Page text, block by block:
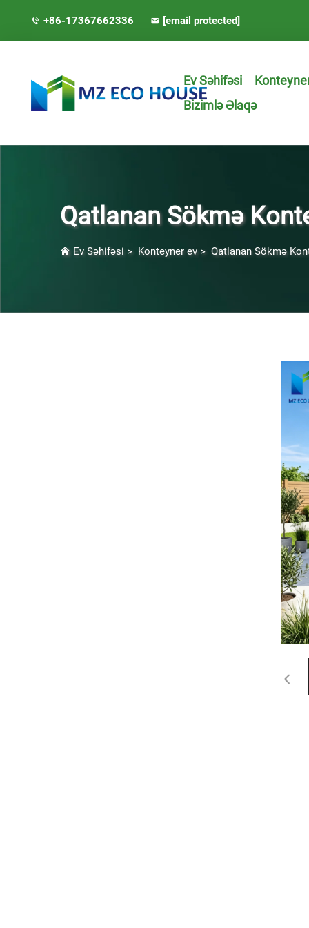
+86-17367662336 [email protected]
Ev Səhifəsi
Bizimlə Əlaqə
Qatlanan Sökmə
Ev Səhifəsi > Konteyner ev> Qatlanan Sökmə